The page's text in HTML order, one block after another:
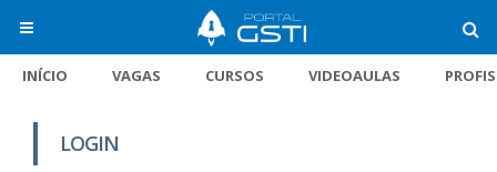
INÍCIO VAGAS CURSOS VIDEOAULAS
LOGIN